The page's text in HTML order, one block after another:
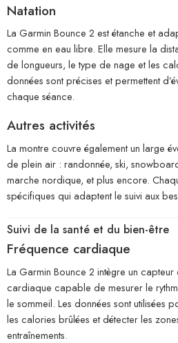
Natation
La Garmin Bounce 2 est étanche et
comme en eau libre. Elle mesure la
de longueurs, le type de nage et les
données sont précises et permettent
chaque séance.
Autres activités
La montre couvre également un large
de plein air : randonnée, ski,
marche nordique, et plus encore.
spécifiques qui adaptent le suivi aux
Suivi de la santé et du bien-être
Fréquence cardiaque
La Garmin Bounce 2 intègre un
cardiaque capable de mesurer le
le sommeil. Les données sont utilisées
les calories brûlées et détecter les
entraînements.